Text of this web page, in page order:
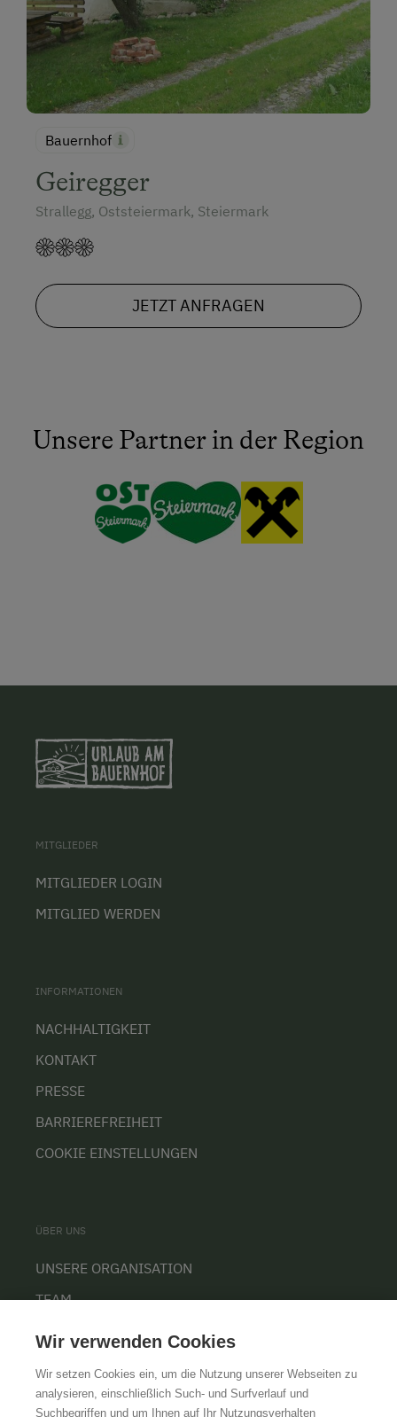
Bauernhof
Geiregger
Strallegg, Oststeiermark, Steiermark
JETZT ANFRAGEN
Unsere Partner in der Region
MITGLIEDER
MITGLIEDER LOGIN
MITGLIED WERDEN
INFORMATIONEN
NACHHALTIGKEIT
KONTAKT
PRESSE
BARRIEREFREIHEIT
COOKIE EINSTELLUNGEN
ÜBER UNS
UNSERE ORGANISATION
TEAM
Wir verwenden Cookies
Wir setzen Cookies ein, um die Nutzung unserer Webseiten zu
analysieren, einschließlich Such- und Surfverlauf und
Suchbegriffen und um Ihnen auf Ihr Nutzungsverhalten